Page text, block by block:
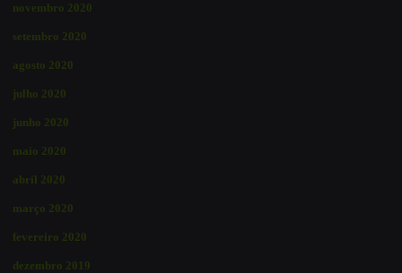
novembro 2020
setembro 2020
agosto 2020
julho 2020
junho 2020
maio 2020
abril 2020
março 2020
fevereiro 2020
dezembro 2019